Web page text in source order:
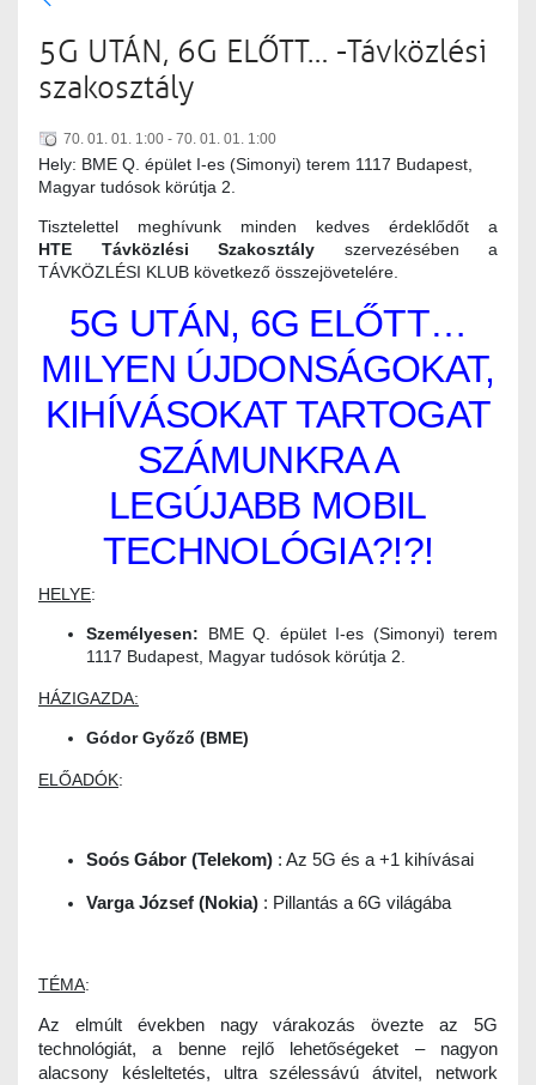
5G UTÁN, 6G ELŐTT… -Távközlési
szakosztály
70. 01. 01. 1:00 - 70. 01. 01. 1:00
Hely: BME Q. épület I-es (Simonyi) terem 1117 Budapest,
Magyar tudósok körútja 2.
Tisztelettel meghívunk minden kedves érdeklődőt a
HTE Távközlési Szakosztály szervezésében a
TÁVKÖZLÉSI KLUB következő összejövetelére.
5G UTÁN, 6G ELŐTT…
MILYEN ÚJDONSÁGOKAT,
KIHÍVÁSOKAT TARTOGAT
SZÁMUNKRA A
LEGÚJABB MOBIL
TECHNOLÓGIA?!?!
HELYE:
Személyesen: BME Q. épület I-es (Simonyi) terem
1117 Budapest, Magyar tudósok körútja 2.
HÁZIGAZDA:
Gódor Győző (BME)
ELŐADÓK:
Soós Gábor (Telekom) : Az 5G és a +1 kihívásai
Varga József (Nokia) : Pillantás a 6G világába
TÉMA:
Az elmúlt években nagy várakozás övezte az 5G
technológiát, a benne rejlő lehetőségeket – nagyon
alacsony késleltetés, ultra szélessávú átvitel, network